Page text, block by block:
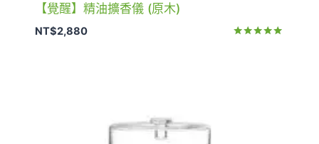
【覺醒】精油擴香儀 (原木)
NT$2,880